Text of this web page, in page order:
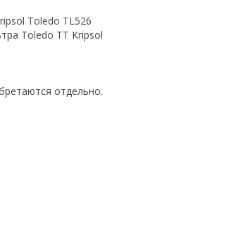
Toledo TL526
Toledo TT Kripsol
отдельно.